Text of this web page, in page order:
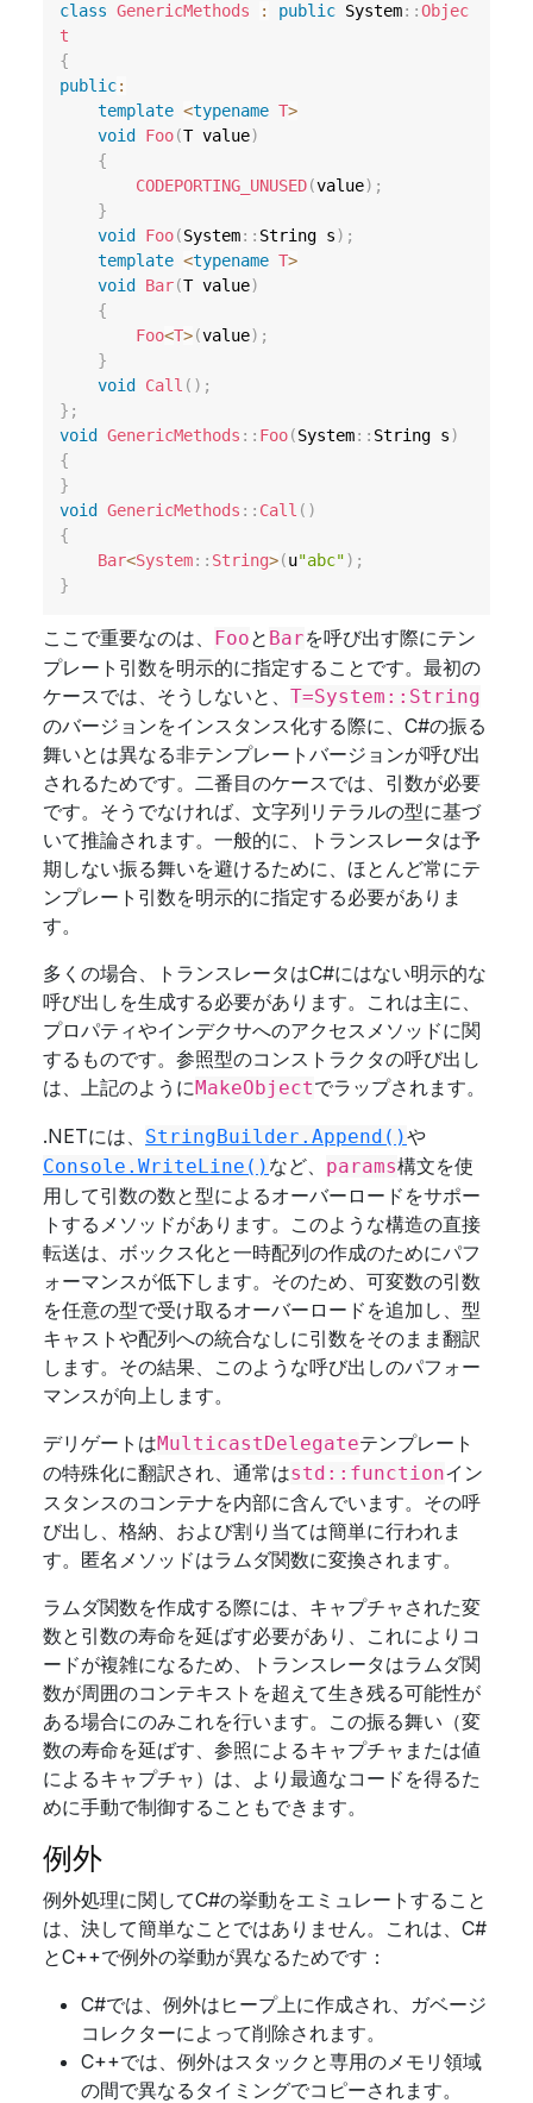
class GenericMethods : public System::Objec
t
{
public:
template <typename T>
void
Foo(T value)
{
CODEPORTING_UNUSED(value) ;
}
void
Foo(System:: String s) ;
template <typename T>
void
Bar(T value)
{
Foo<T>(value) ;
}
void
Call ( ) ;
} ;
void
GenericMethods :: Foo(System:: String s)
{
}
void
GenericMethods :: Call ( )
{
Bar<System:: String>(u"abc") ;
}
ここで重要なのは、 Fooと Barを呼び出す際にテン
プレート引数を明示的に指定することです。最初の
ケースでは、そうしないと、 T=System::String
のバージョンをインスタンス化する際に、C#の振る
舞いとは異なる非テンプレートバージョンが呼び出
されるためです。二番目のケースでは、引数が必要
です。そうでなければ、文字列リテラルの型に基づ
いて推論されます。一般的に、トランスレータは予
期しない振る舞いを避けるために、ほとんど常にテ
ンプレート引数を明示的に指定する必要がありま
す。
多くの場合、トランスレータはC#にはない明示的な
呼び出しを生成する必要があります。これは主に、
プロパティやインデクサへのアクセスメソッドに関
するものです。参照型のコンストラクタの呼び出し
は、上記のようにMakeObjectでラップされます。
.NETには、 StringBuilder.Append()や
Console.WriteLine() など、 params構文を使
用して引数の数と型によるオーバーロードをサポー
トするメソッドがあります。このような構造の直接
転送は、ボックス化と一時配列の作成のためにパフ
ォーマンスが低下します。そのため、可変数の引数
を任意の型で受け取るオーバーロードを追加し、型
キャストや配列への統合なしに引数をそのまま翻訳
します。その結果、このような呼び出しのパフォー
マンスが向上します。
デリゲートはMulticastDelegateテンプレート
の特殊化に翻訳され、通常はstd::functionイン
スタンスのコンテナを内部に含んでいます。その呼
び出し、格納、および割り当ては簡単に行われま
す。匿名メソッドはラムダ関数に変換されます。
ラムダ関数を作成する際には、キャプチャされた変
数と引数の寿命を延ばす必要があり、これによりコ
ードが複雑になるため、トランスレータはラムダ関
数が周囲のコンテキストを超えて生き残る可能性が
ある場合にのみこれを行います。この振る舞い（変
数の寿命を延ばす、参照によるキャプチャまたは値
によるキャプチャ）は、より最適なコードを得るた
めに手動で制御することもできます。
例外
例外処理に関してC#の挙動をエミュレートすること
は、決して簡単なことではありません。これは、C#
とC++で例外の挙動が異なるためです：
C#では、例外はヒープ上に作成され、ガベージ
コレクターによって削除されます。
C++では、例外はスタックと専用のメモリ領域
の間で異なるタイミングでコピーされます。